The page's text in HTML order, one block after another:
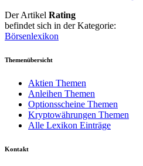
Der Artikel Rating
befindet sich in der Kategorie:
Börsenlexikon
Themenübersicht
Aktien Themen
Anleihen Themen
Optionsscheine Themen
Kryptowährungen Themen
Alle Lexikon Einträge
Kontakt